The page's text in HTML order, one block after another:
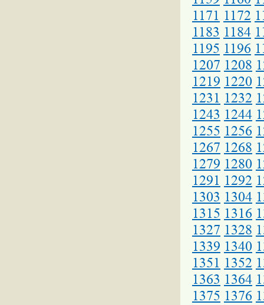
1171 1172
1183 1184
1195 1196
1207 1208
1219 1220
1231 1232
1243 1244
1255 1256
1267 1268
1279 1280
1291 1292
1303 1304
1315 1316
1327 1328
1339 1340
1351 1352
1363 1364
1375 1376